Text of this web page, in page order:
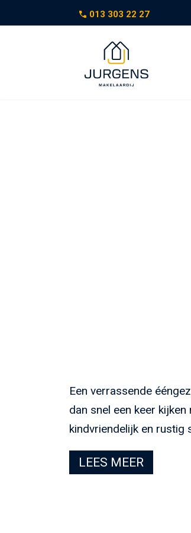
013 303 22 27
Een verrassende
dan snel een keer
kindvriendelijk en rustig
LEES MEER